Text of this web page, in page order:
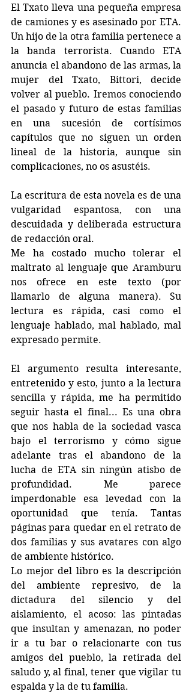
El Txato lleva una pequeña empresa
de camiones y es asesinado por ETA.
Un hijo de la otra familia pertenece a
la banda terrorista. Cuando ETA
anuncia el abandono de las armas, la
mujer del Txato, Bittori, decide
volver al pueblo. Iremos conociendo
el pasado y futuro de estas familias
en una sucesión de cortísimos
capítulos que no siguen un orden
lineal de la historia, aunque sin
complicaciones, no os asustéis.
La escritura de esta novela es de una
vulgaridad espantosa, con una
descuidada y deliberada estructura
de redacción oral.
Me ha costado mucho tolerar el
maltrato al lenguaje que Aramburu
nos ofrece en este texto (por
llamarlo de alguna manera). Su
lectura es rápida, casi como el
lenguaje hablado, mal hablado, mal
expresado permite.
El argumento resulta interesante,
entretenido y esto, junto a la lectura
sencilla y rápida, me ha permitido
seguir hasta el final... Es una obra
que nos habla de la sociedad vasca
bajo el terrorismo y cómo sigue
adelante tras el abandono de la
lucha de ETA sin ningún atisbo de
profundidad. Me parece
imperdonable esa levedad con la
oportunidad que tenía. Tantas
páginas para quedar en el retrato de
dos familias y sus avatares con algo
de ambiente histórico.
Lo mejor del libro es la descripción
del ambiente represivo, de la
dictadura del silencio y del
aislamiento, el acoso: las pintadas
que insultan y amenazan, no poder
ir a tu bar o relacionarte con tus
amigos del pueblo, la retirada del
saludo y, al final, tener que vigilar tu
espalda y la de tu familia.